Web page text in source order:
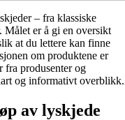
– fra klassiske
Målet er å gi en oversikt
at du lettere kan finne
om produktene er
fra produsenter og
og informativt overblikk.
av lyskjede